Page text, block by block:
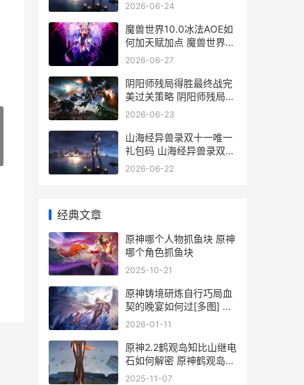
2026-06-24
魔兽世界10.0冰法AOE如
何加天赋加点 魔兽世界冰
dkwa
2026-06-27
阴阳师残局得胜最终战完
美过关策略 阴阳师残局得
胜在哪
2026-06-23
山海经异兽录双十一唯一
礼包码 山海经异兽录双子
寻宝
2026-06-22
经典文章
原神哪个人物抓鱼块 原神
哪个角色抓鱼块
2025-10-21
原神铸境研炼自行巧局血
契的晚宴如何过[多图] 原
神铸造配方
2026-01-11
原神2.2鹤观岛知比山继电
石如何解密 原神鹤观岛攻
略
2025-11-07